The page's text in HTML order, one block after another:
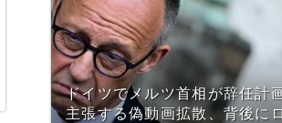
ドイツでメルツ首相が辞任計
主張する偽動画拡散、背後に